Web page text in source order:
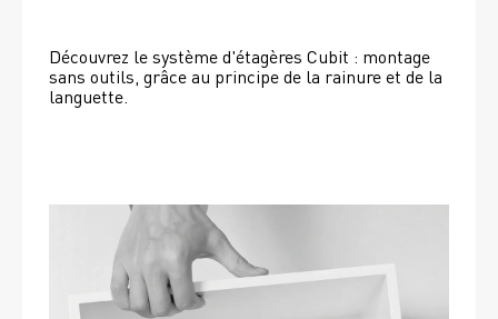
Découvrez le système d'étagères Cubit : montage
sans outils, grâce au principe de la rainure et de la
languette.